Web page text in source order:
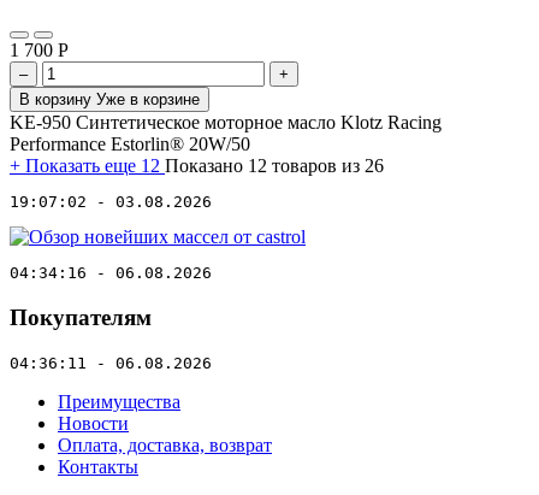
1 700 Р
–
+
В корзину Уже в корзине
KE-950 Синтетическое моторное масло Klotz Racing
Performance Estorlin® 20W/50
+ Показать еще 12 Показано 12 товаров из 26
19:07:02 - 03.08.2026
04:34:16 - 06.08.2026
Покупателям
04:36:11 - 06.08.2026
Преимущества
Новости
Оплата, доставка, возврат
Контакты